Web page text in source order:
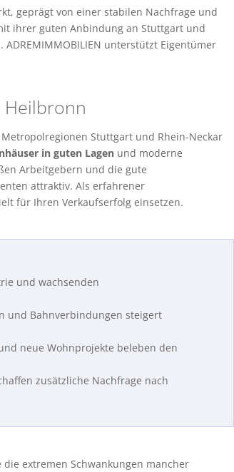
geprägt von einer stabilen Nachfrage und
ihrer guten Anbindung an Stuttgart und
unterstützt Eigentümer
Heilbronn
Stuttgart und Rhein-Neckar
in guten Lagen und moderne
Arbeitgebern und die gute
attraktiv. Als erfahrener
für Ihren Verkaufserfolg einsetzen.
und wachsenden
und Bahnverbindungen steigert
neue Wohnprojekte beleben den
zusätzliche Nachfrage nach
extremen Schwankungen mancher